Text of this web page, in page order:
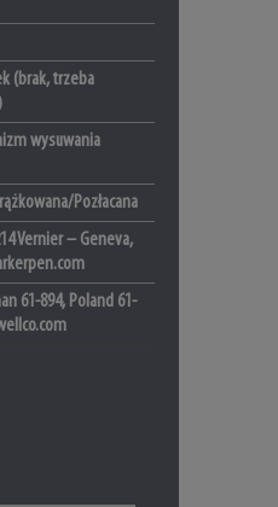
(brak, trzeba
wysuwania
Pozłacana
Vernier – Geneva,
61-894, Poland 61-